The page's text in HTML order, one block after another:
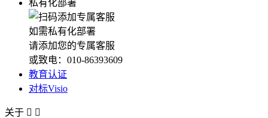
私有化部署
如需私有化部署
请添加您的专属客服
或致电：010-86393609
教育认证
对标Visio
关于  